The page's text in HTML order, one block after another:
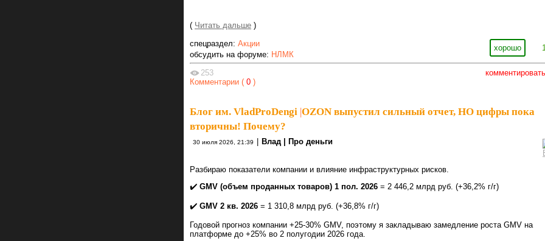
( Читать дальше )
хорошо
спецраздел: Акции
обсудить на форуме: НЛМК
комментировать
253
Комментарии ( 0 )
Блог им. VladProDengi |OZON выпустил сильный отчет, НО цифры пока
вторичны! Почему?
30 июля 2026, 21:39 Влад | Про деньги
Разбираю показатели компании и влияние инфраструктурных рисков.
✔️ GMV (объем проданных товаров) 1 пол. 2026 = 2 446,2 млрд руб. (+36,2% г/г)
✔️ GMV 2 кв. 2026 = 1 310,8 млрд руб. (+36,8% г/г)
Годовой прогноз компании +25-30% GMV, поэтому я закладываю замедление роста GMV на
платформе до +25% во 2 полугодии 2026 года.